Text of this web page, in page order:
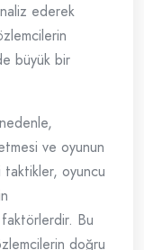
ederek
büyük bir
ve oyunun
taktikler, oyuncu
Bu
doğru